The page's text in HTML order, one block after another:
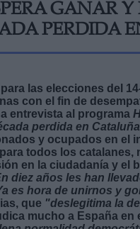
GANAR
PERDIDA
las elecciones del
con el fin de
entrevista al programa
perdida en
y ocupados en el
todos los
en la ciudadanía y
diez años les han
es hora de unirnos y
que "deslegitima la
mucho a España en